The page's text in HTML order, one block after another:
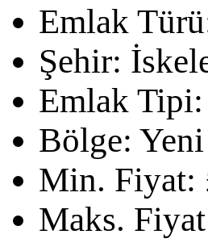
Emlak
Şehir:
Emlak Tipi:
Bölge:
Min. Fiyat:
Maks.